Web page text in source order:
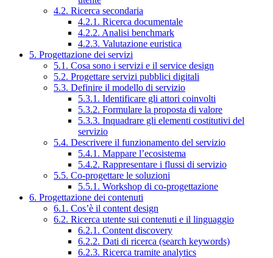
4.2. Ricerca secondaria
4.2.1. Ricerca documentale
4.2.2. Analisi benchmark
4.2.3. Valutazione euristica
5. Progettazione dei servizi
5.1. Cosa sono i servizi e il service design
5.2. Progettare servizi pubblici digitali
5.3. Definire il modello di servizio
5.3.1. Identificare gli attori coinvolti
5.3.2. Formulare la proposta di valore
5.3.3. Inquadrare gli elementi costitutivi del
servizio
5.4. Descrivere il funzionamento del servizio
5.4.1. Mappare l’ecosistema
5.4.2. Rappresentare i flussi di servizio
5.5. Co-progettare le soluzioni
5.5.1. Workshop di co-progettazione
6. Progettazione dei contenuti
6.1. Cos’è il content design
6.2. Ricerca utente sui contenuti e il linguaggio
6.2.1. Content discovery
6.2.2. Dati di ricerca (search keywords)
6.2.3. Ricerca tramite analytics